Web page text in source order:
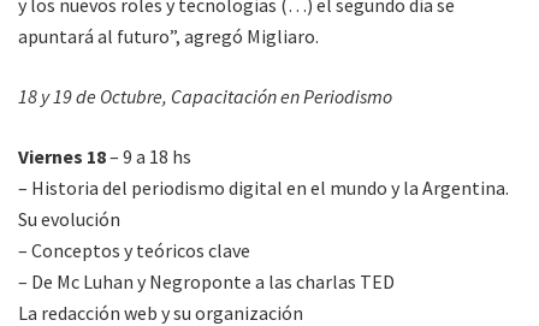
apuntará al futuro”, agregó Migliaro.
18 y 19 de Octubre, Capacitación en Periodismo
Viernes 18– 9 a 18 hs
– Historia del periodismo digital en el mundo y la Argentina.
Su evolución
– Conceptos y teóricos clave
– De Mc Luhan y Negroponte a las charlas TED
La redacción web y su organización